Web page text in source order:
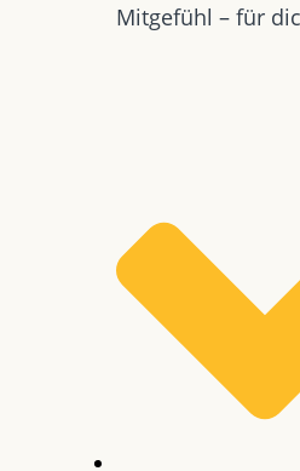
Mitgefühl – für